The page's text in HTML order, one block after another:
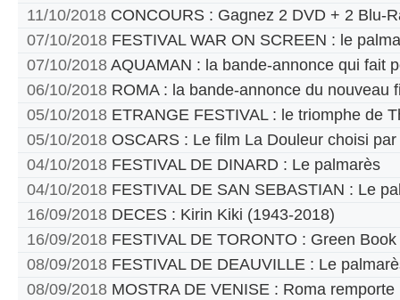
11/10/2018 CONCOURS : Gagnez 2 DVD + 2 Blu-
07/10/2018 FESTIVAL WAR ON SCREEN : le
07/10/2018 AQUAMAN : la bande-annonce qui fait
06/10/2018 ROMA : la bande-annonce du nouveau
05/10/2018 ETRANGE FESTIVAL : le triomphe de
05/10/2018 OSCARS : Le film La Douleur choisi
04/10/2018 FESTIVAL DE DINARD : Le palmarès
04/10/2018 FESTIVAL DE SAN SEBASTIAN : Le
16/09/2018 DECES : Kirin Kiki (1943-2018)
16/09/2018 FESTIVAL DE TORONTO : Green
08/09/2018 FESTIVAL DE DEAUVILLE : Le
08/09/2018 MOSTRA DE VENISE : Roma remporte